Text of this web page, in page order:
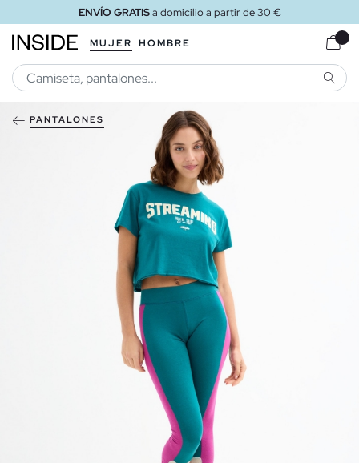
ENVÍO GRATISa domicilio a partir de 30 €
MUJER HOMBRE
PANTALONES